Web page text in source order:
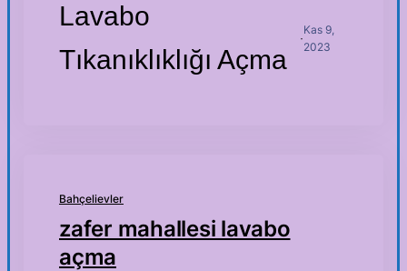
Lavabo
Tıkanıklıklığı Açma
·
Kas 9,
2023
Bahçelievler
zafer mahallesi lavabo
açma